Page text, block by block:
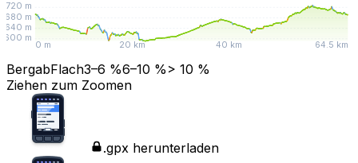
600 m
640 m
680 m
720 m
0 m 20 km 40 km 64.5 km
BergabFlach3–6 %6–10 % > 10 %
Ziehen zum Zoomen
.gpx herunterladen